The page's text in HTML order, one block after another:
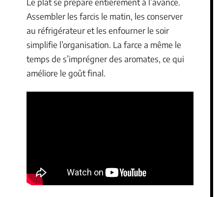
Assembler les farcis le matin, les conserver
au réfrigérateur et les enfourner le soir
simplifie l’organisation. La farce a même le
temps de s’imprégner des aromates, ce qui
améliore le goût final.